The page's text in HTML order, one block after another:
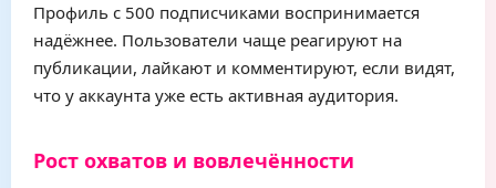
Профиль с 500 подписчиками воспринимается
надёжнее. Пользователи чаще реагируют на
публикации, лайкают и комментируют, если видят,
что у аккаунта уже есть активная аудитория.
Рост охватов и вовлечённости